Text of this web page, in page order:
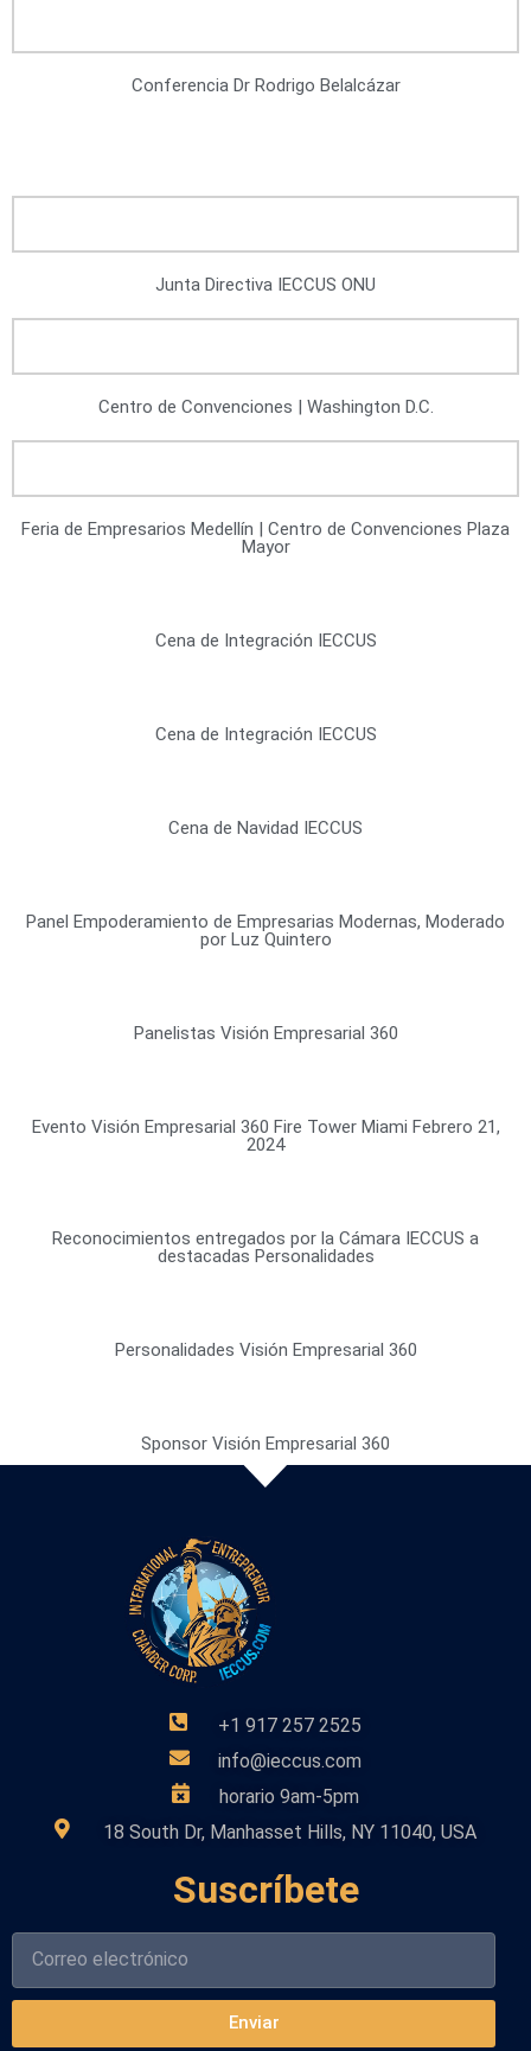
Conferencia Dr Rodrigo Belalcázar
Junta Directiva IECCUS ONU
Centro de Convenciones | Washington D.C.
Feria de Empresarios Medellín | Centro de Convenciones Plaza
Mayor
Cena de Integración IECCUS
Cena de Integración IECCUS
Cena de Navidad IECCUS
Panel Empoderamiento de Empresarias Modernas, Moderado
por Luz Quintero
Panelistas Visión Empresarial 360
Evento Visión Empresarial 360 Fire Tower Miami Febrero 21,
2024
Reconocimientos entregados por la Cámara IECCUS a
destacadas Personalidades
Personalidades Visión Empresarial 360
Sponsor Visión Empresarial 360
+1 917 257 2525
info@ieccus.com
horario 9am-5pm
18 South Dr, Manhasset Hills, NY 11040, USA
Suscríbete
Enviar